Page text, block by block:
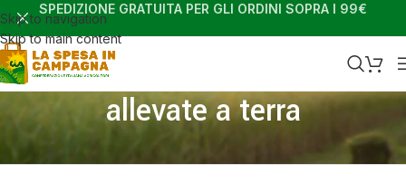
Skip to navigation
Skip to main content
SPEDIZIONE GRATUITA PER GLI ORDINI SOPRA I 99€
allevate a terra
Home Shop